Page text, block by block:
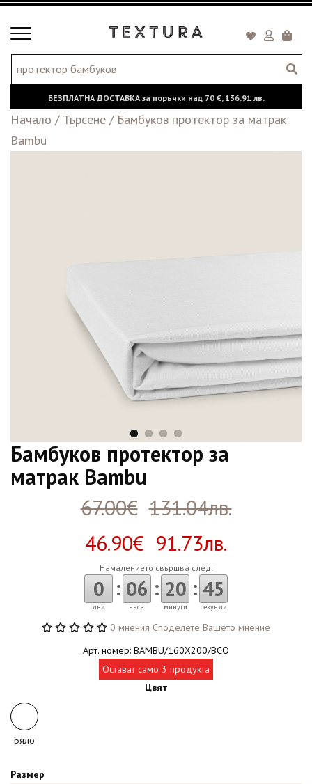
Toggle
БЕЗПЛАТНА ДОСТАВКА за поръчки над 70 €,136.91 лв.
Начало / Търсене / Бамбуков протектор за матрак
Bambu
Бамбуков протектор за
матрак Bambu
67.00€ 131.04лв.
46.90€ 91.73лв.
Намалението свършва след:
0
дни
: 06
часа
: 20
минути
: 44
секунди
0 мнения Споделете Вашето мнение
Арт. номер: BAMBU/160X200/BCO
Остават само 3 продукта
Цвят
Бяло
Размер